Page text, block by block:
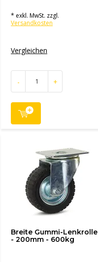
* exkl. MwSt. zzgl.
Versandkosten
Vergleichen
- +
Breite Gummi-Lenkrolle
- 200mm - 600kg